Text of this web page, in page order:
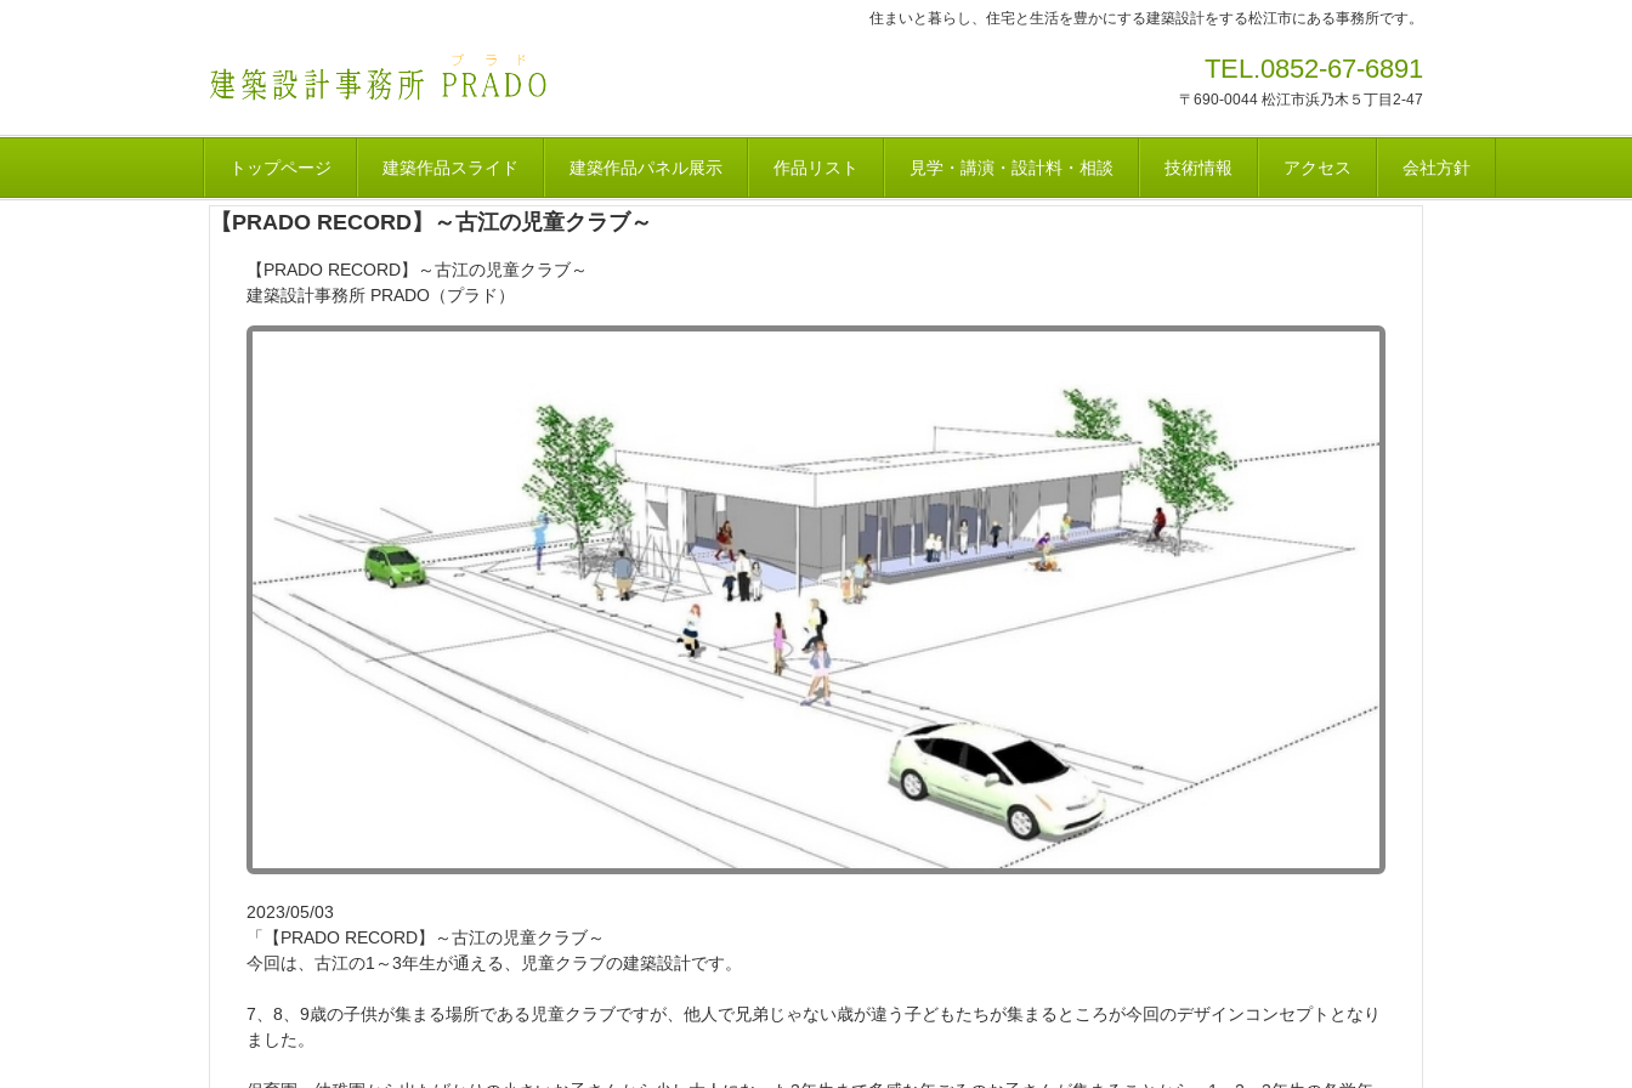
住まいと暮らし、住宅と生活を豊かにする建築設計をする松江市にある事務所です。
TEL.0852-67-6891
〒690-0044 松江市浜乃木５丁目2-47
トップページ 建築作品スライド 建築作品パネル展示 作品リスト 見学・講演・設計料・相談 技術情報 アクセス 会社方針
【PRADO RECORD】～古江の児童クラブ～
【PRADO RECORD】～古江の児童クラブ～
建築設計事務所 PRADO（プラド）
2023/05/03
「【PRADO RECORD】～古江の児童クラブ～
今回は、古江の1～3年生が通える、児童クラブの建築設計です。
7、8、9歳の子供が集まる場所である児童クラブですが、他人で兄弟じゃない歳が違う子どもたちが集まるところが今回のデザインコンセプトとなり
ました。